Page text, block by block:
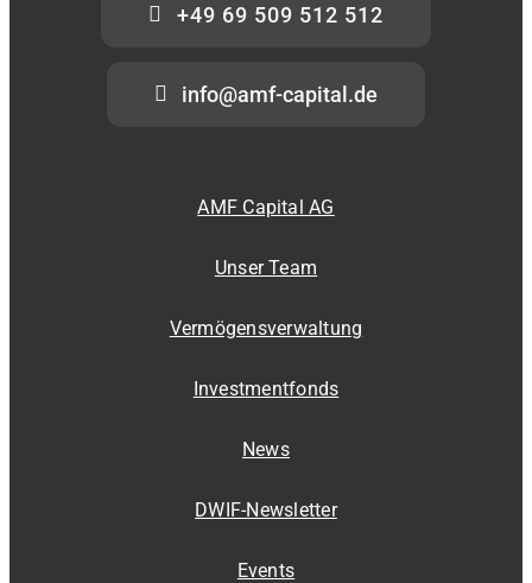
+49 69 509 512 512
info@amf-capital.de
AMF Capital AG
Unser Team
Vermögensverwaltung
Investmentfonds
News
DWIF-Newsletter
Events